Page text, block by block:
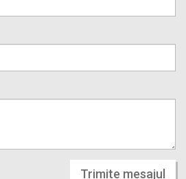
Trimite mesajul